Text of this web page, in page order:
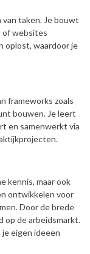
taken. Je bouwt
of websites
oplost, waardoor je
frameworks zoals
bouwen. Je leert
en samenwerkt via
kennis, maar ook
ontwikkelen voor
Door de brede
op de arbeidsmarkt.
eigen ideeën